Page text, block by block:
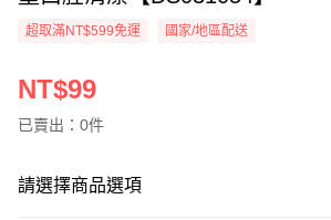
超取滿NT$599免運 國家/地區配送
NT$99
已賣出：0件
請選擇商品選項